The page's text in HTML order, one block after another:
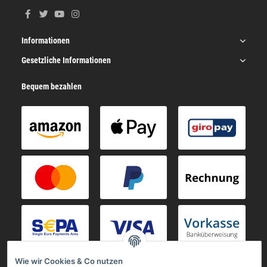
Informationen
Gesetzliche Informationen
Bequem bezahlen
Wie wir Cookies & Co nutzen